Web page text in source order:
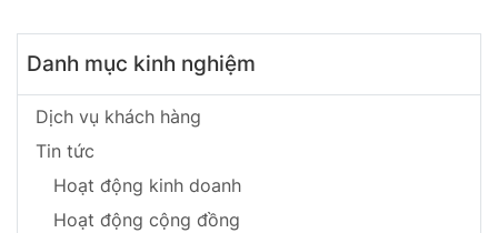
Danh mục kinh nghiệm
Dịch vụ khách hàng
Tin tức
Hoạt động kinh doanh
Hoạt động cộng đồng